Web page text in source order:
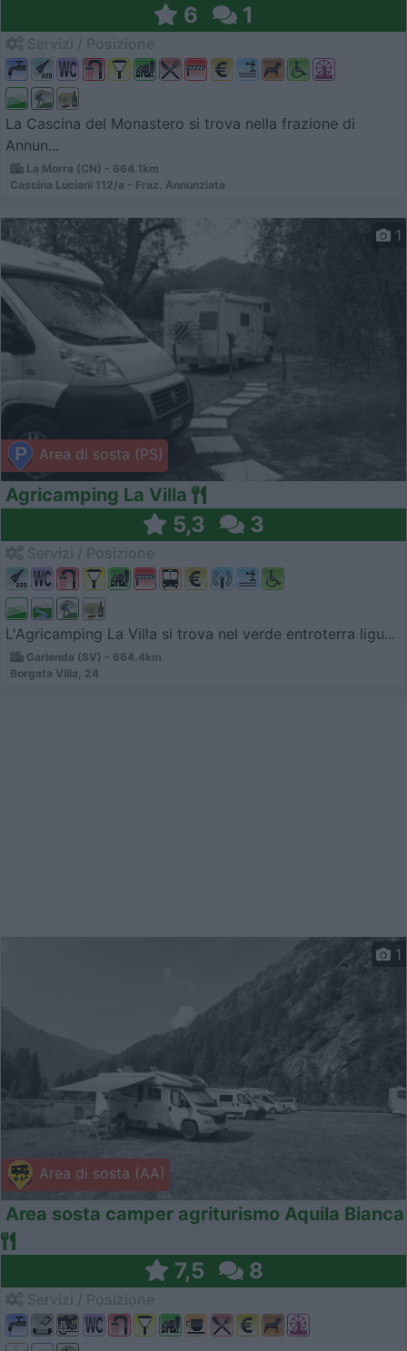
6 1
La Cascina del Monastero si trova nella frazione di
Annun...
La Morra (CN) - 664.1km
Cascina Luciani 112/a - Fraz. Annunziata
Area di sosta (PS)
1
Agricamping La Villa
5,3 3
L'Agricamping La Villa si trova nel verde entroterra ligu...
Garlenda (SV) - 664.4km
Borgata Villa, 24
Area di sosta (AA)
1
Area sosta camper agriturismo Aquila Bianca
7,5 8